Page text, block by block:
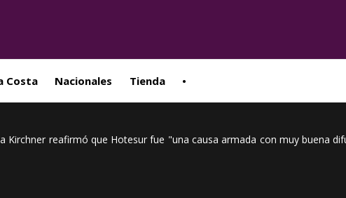
Costa Nacionales Tienda •
Kirchner reafirmó que Hotesur fue "una causa armada con muy buena